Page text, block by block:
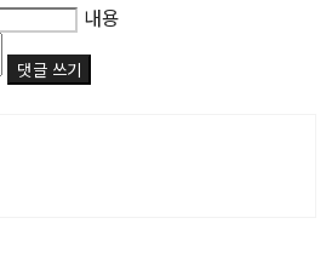
내용
댓글 쓰기